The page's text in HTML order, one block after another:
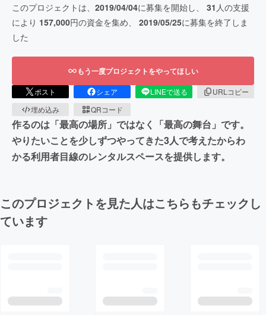
このプロジェクトは、 2019/04/04に募集を開始し、 31 人の支援
により 157,000円の資金を集め、 2019/05/25に募集を終了しま
した
もう一度プロジェクトをやってほしい
ポスト シェア LINEで送る
URLコピー
埋め込み
QRコード
作るのは「最高の場所」ではなく「最高の舞台」です。
やりたいことを少しずつやってきた3人で考えたからわ
かる利用者目線のレンタルスペースを提供します。
このプロジェクトを見た人はこちらもチェックし
ています